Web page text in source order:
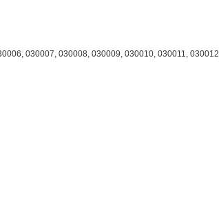
030007, 030008, 030009, 030010, 030011, 030012,